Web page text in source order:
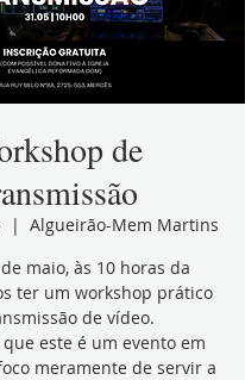
de
  |
Algueirão-Mem Martins
maio, às 10 horas da
ter um workshop prático
de vídeo.
este é um evento em
meramente de servir a